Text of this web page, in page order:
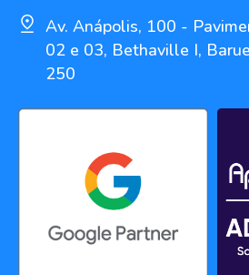
Av. Anápolis, 100 -
02 e 03, Bethaville I,
250